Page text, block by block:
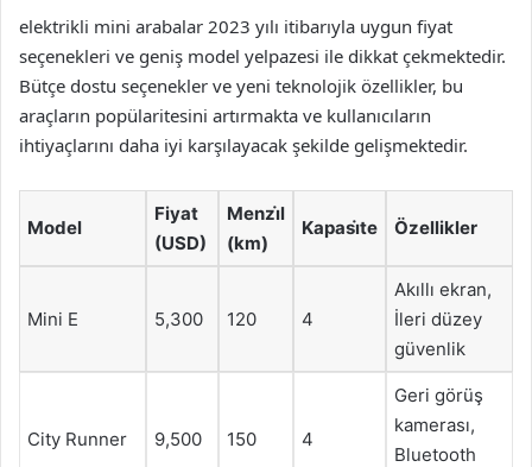
elektrikli mini arabalar 2023 yılı itibarıyla uygun fiyat
seçenekleri ve geniş model yelpazesi ile dikkat çekmektedir.
Bütçe dostu seçenekler ve yeni teknolojik özellikler, bu
araçların popülaritesini artırmakta ve kullanıcıların
ihtiyaçlarını daha iyi karşılayacak şekilde gelişmektedir.
Model
Fiyat
(USD)
Menzi̇l
(km)
Kapasi̇te Özellikler
Mini E 5,300 120 4
Akıllı ekran,
İleri düzey
güvenlik
City Runner 9,500 150 4
Geri görüş
kamerası,
Bluetooth